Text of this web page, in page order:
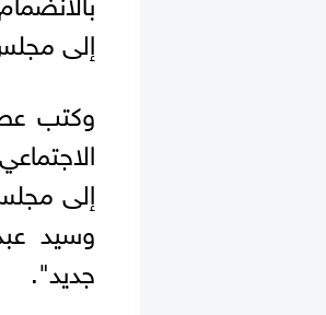
إلى
وكتب
إلى
وسيد
جديد".